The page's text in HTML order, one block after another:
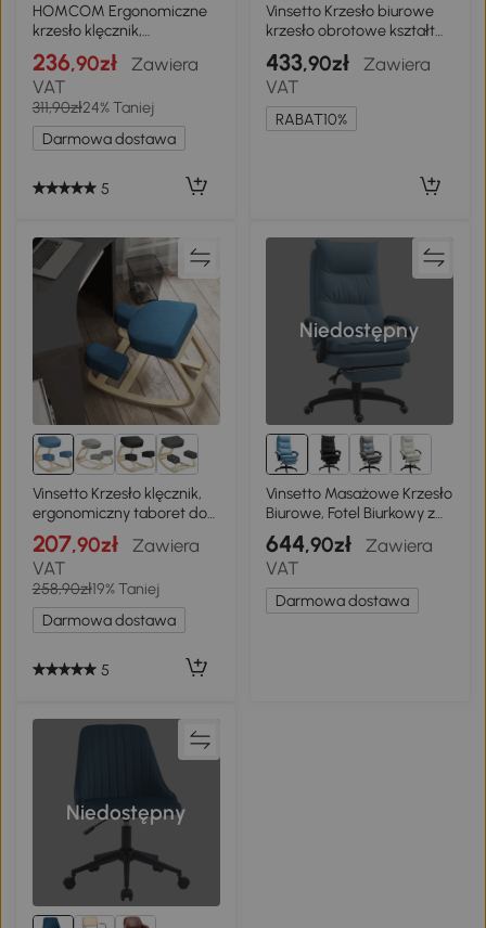
HOMCOM Ergonomiczne
krzesło klęcznik,
zdrowotne krzesło dla
domu, biura, medytacji,
ciemnoniebieskie
236,90zł
Zawiera
VAT
311,90zł24% Taniej
Darmowa dostawa
5
Vinsetto Krzesło biurowe
krzesło obrotowe kształt
muszli pielgrzyma
regulowane
aksamitnopodobny
poliester kolor niebieski
433,90zł
Zawiera
VAT
RABAT10%
Vinsetto Krzesło klęcznik,
ergonomiczny taboret do
siedzenia, tapicerowany
stołek dla zdrowej
postawy, drewno
brzozowe, wytrzymałość
do 120 kg, niebieski
207,90zł
Zawiera
VAT
258,90zł19% Taniej
Darmowa dostawa
5
Niedostępny
Vinsetto Masażowe Krzesło
Biurowe, Fotel Biurkowy z
Funkcją Masażu,
Regulowane,
Ergonomiczne Krzesło
Obrotowe, Nylon,
Niebieskie
644,90zł
Zawiera
VAT
Darmowa dostawa
Niedostępny